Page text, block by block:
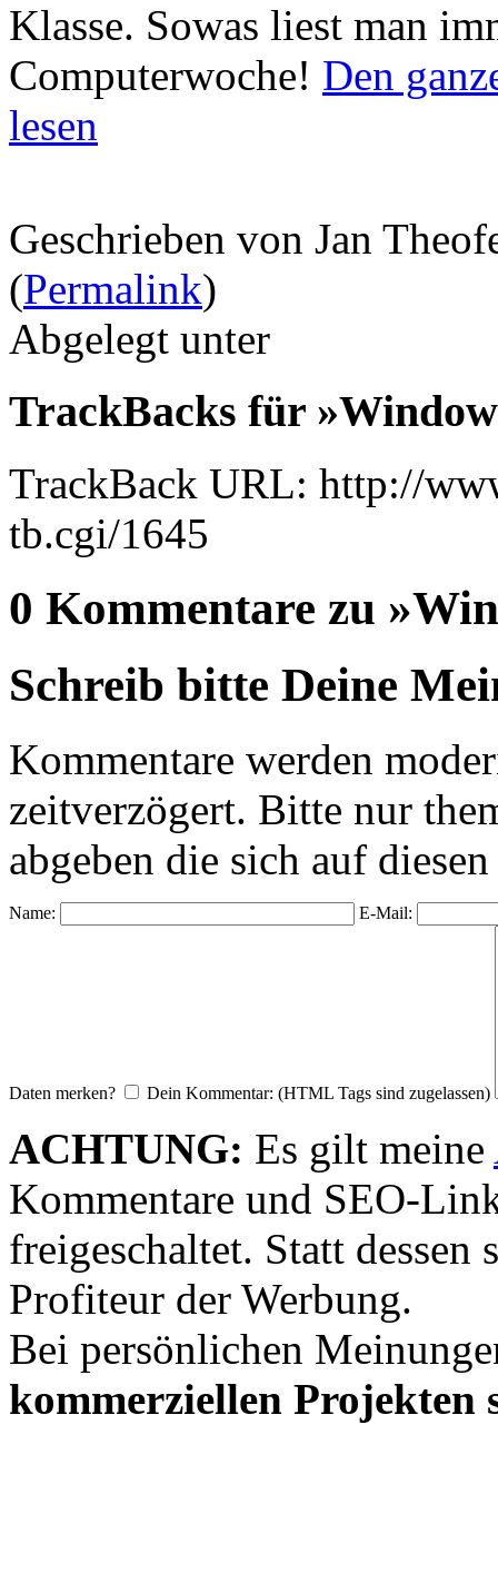
Klasse. Sowas liest man
Computerwoche! Den
lesen
Geschrieben von Jan
(Permalink)
Abgelegt unter
TrackBacks für
TrackBack URL: http://
tb.cgi/1645
0 Kommentare zu
Schreib bitte Deine
Kommentare werden
zeitverzögert. Bitte nur
abgeben die sich auf
Name: E-Mail:
Daten merken? Dein Kommentar: (HTML Tags sind zugelassen)
ACHTUNG: Es gilt meine
Kommentare und SEO-
freigeschaltet. Statt dessen
Profiteur der Werbung.
Bei persönlichen
kommerziellen Projekten